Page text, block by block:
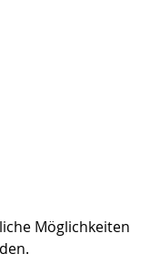
Möglichkeiten